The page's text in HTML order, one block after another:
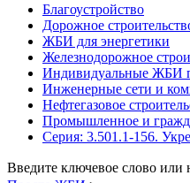
Благоустройство
Дорожное
ЖБИ для энергетики
Железнодорожное
Индивидуальные ЖБИ
Инженерные сети и
Нефтегазовое
Промышленное и
Серия: 3.501.1-156.
Введите ключевое слово или